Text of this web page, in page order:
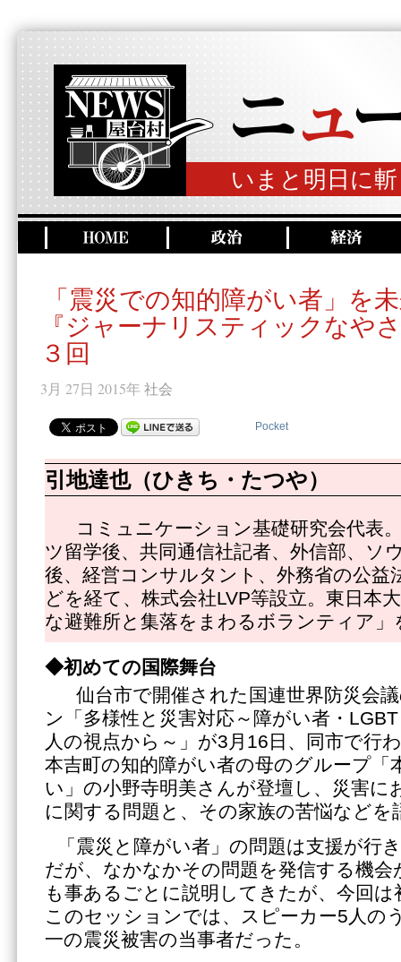
いまと明日に
「震災での知的障がい者」を
『ジャーナリスティックなや
３回
3月 27日 2015年 社会
Pocket
引地達也（ひきち・たつや）
コミュニケーション基礎研究会代表
ツ留学後、共同通信社記者、外信部、ソ
後、経営コンサルタント、外務省の公益
どを経て、株式会社LVP等設立。東日本
な避難所と集落をまわるボランティア」
◆初めての国際舞台
仙台市で開催された国連世界防災会
ン「多様性と災害対応～障がい者・
人の視点から～」が3月16日、同市で行
本吉町の知的障がい者の母のグループ「
い」の小野寺明美さんが登壇し、災害に
に関する問題と、その家族の苦悩などを
「震災と障がい者」の問題は支援が行
だが、なかなかその問題を発信する機会
も事あるごとに説明してきたが、今回は
このセッションでは、スピーカー5人の
一の震災被害の当事者だった。